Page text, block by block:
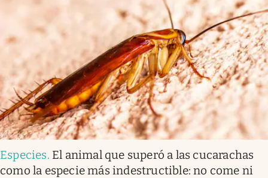
Especies. El animal que superó a las cucarachas
como la especie más indestructible: no come ni